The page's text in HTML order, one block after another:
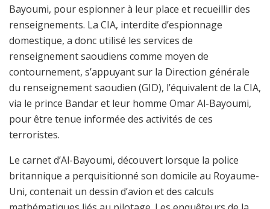
Bayoumi, pour espionner à leur place et recueillir des
renseignements. La CIA, interdite d’espionnage
domestique, a donc utilisé les services de
renseignement saoudiens comme moyen de
contournement, s’appuyant sur la Direction générale
du renseignement saoudien (GID), l’équivalent de la CIA,
via le prince Bandar et leur homme Omar Al-Bayoumi,
pour être tenue informée des activités de ces
terroristes.
Le carnet d’Al-Bayoumi, découvert lorsque la police
britannique a perquisitionné son domicile au Royaume-
Uni, contenait un dessin d’avion et des calculs